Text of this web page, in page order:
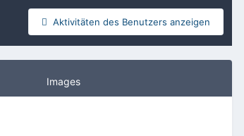
Aktivitäten des Benutzers anzeigen
Images